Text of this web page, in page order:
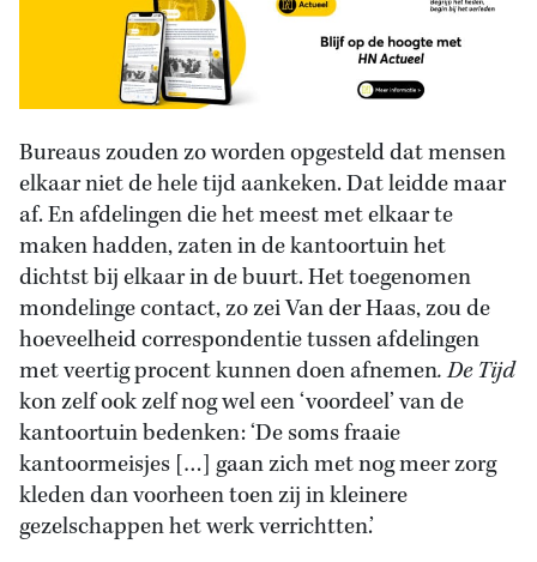
Bureaus zouden zo worden opgesteld dat mensen
elkaar niet de hele tijd aankeken. Dat leidde maar
af. En afdelingen die het meest met elkaar te
maken hadden, zaten in de kantoortuin het
dichtst bij elkaar in de buurt. Het toegenomen
mondelinge contact, zo zei Van der Haas, zou de
hoeveelheid correspondentie tussen afdelingen
met veertig procent kunnen doen afnemen. De Tijd
kon zelf ook zelf nog wel een ‘voordeel’ van de
kantoortuin bedenken: ‘De soms fraaie
kantoormeisjes […] gaan zich met nog meer zorg
kleden dan voorheen toen zij in kleinere
gezelschappen het werk verrichtten.’